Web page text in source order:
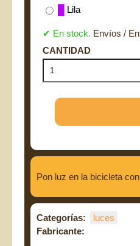
Lila
✔ En stock. Envíos /
Pon luz en la bicicleta
Categorías:
luces
Fabricante: